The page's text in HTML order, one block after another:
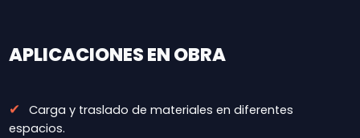
APLICACIONES EN OBRA
✔ Carga y traslado de materiales en diferentes
espacios.